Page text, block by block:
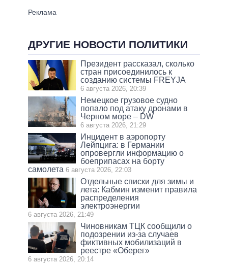
ДРУГИЕ НОВОСТИ ПОЛИТИКИ
Президент рассказал, сколько
стран присоединилось к
созданию системы FREYJA
6 августа 2026, 20:39
Немецкое грузовое судно
попало под атаку дронами в
Черном море – DW
6 августа 2026, 21:29
Инцидент в аэропорту
Лейпцига: в Германии
опровергли информацию о
боеприпасах на борту
самолета 6 августа 2026, 22:03
Отдельные списки для зимы и
лета: Кабмин изменит правила
распределения
электроэнергии
6 августа 2026, 21:49
Чиновникам ТЦК сообщили о
подозрении из-за случаев
фиктивных мобилизаций в
реестре «Оберег»
6 августа 2026, 20:14